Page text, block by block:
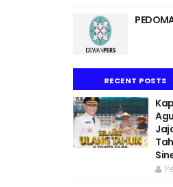
RECENT POSTS